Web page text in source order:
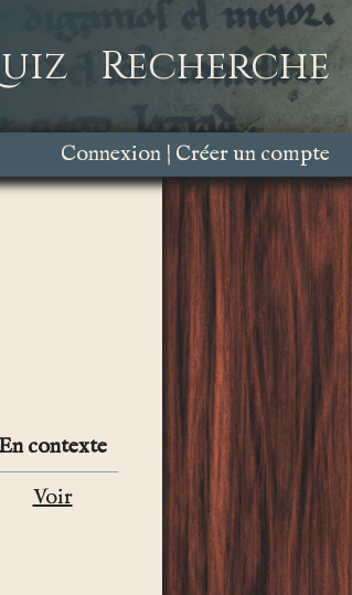
Recherche
Connexion Créer un compte
contexte
Voir